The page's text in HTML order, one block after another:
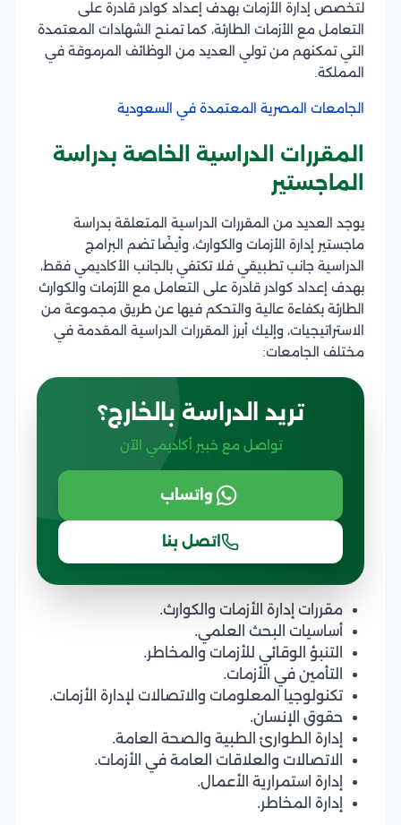
لتخصص إدارة الأزمات بهدف إعداد كوادر قادرة على
التعامل مع الأزمات الطارئة، كما تمنح الشهادات المعتمدة
التي تمكنهم من تولي العديد من الوظائف المرموقة في
المملكة.
الجامعات المصرية المعتمدة في السعودية
المقررات الدراسية الخاصة بدراسة
الماجستير
يوجد العديد من المقررات الدراسية المتعلقة بدراسة
ماجستير إدارة الأزمات والكوارث، وأيضًا تضم البرامج
الدراسية جانب تطبيقي فلا تكتفي بالجانب الأكاديمي فقط،
بهدف إعداد كوادر قادرة على التعامل مع الأزمات والكوارث
الطارئة بكفاءة عالية والتحكم فيها عن طريق مجموعة من
الاستراتيجيات، وإليك أبرز المقررات الدراسية المقدمة في
مختلف الجامعات:
تريد الدراسة بالخارج؟
تواصل مع خبير أكاديمي الآن
واتساب
اتصل بنا
مقررات إدارة الأزمات والكوارث.
أساسيات البحث العلمي.
التنبؤ الوقائي للأزمات والمخاطر.
التأمين في الأزمات.
تكنولوجيا المعلومات والاتصالات لإدارة الأزمات.
حقوق الإنسان.
إدارة الطوارئ الطبية والصحة العامة.
الاتصالات والعلاقات العامة في الأزمات.
إدارة استمرارية الأعمال.
إدارة المخاطر.